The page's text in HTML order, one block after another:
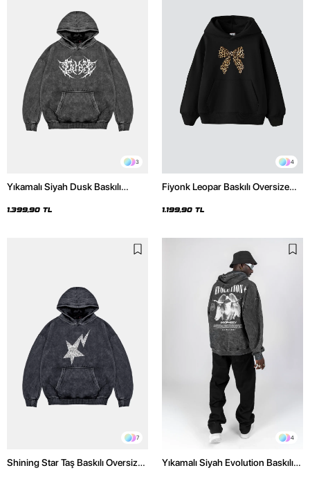
3
Yıkamalı Siyah Dusk Baskılı
1.399,90 TL
4
Fiyonk Leopar Baskılı Oversize
1.199,90 TL
7
Shining Star Taş Baskılı Oversize
4
Yıkamalı Siyah Evolution Baskılı